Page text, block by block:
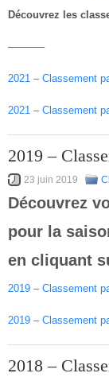
Découvrez les
———–
2021 – Classement
2021 – Classement
2019 –
23 juin 2019
Découvrez
pour la
en cliquant
2019 – Classement
2019 – Classement
2018 –